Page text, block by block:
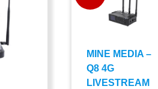
MINE MEDIA –
Q8 4G
LIVESTREAM